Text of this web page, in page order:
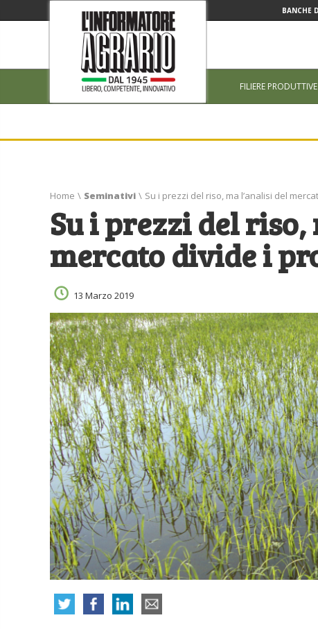
BANCHE
FILIERE PRODUTTIVE
Home \ Seminativi \ Su i prezzi del riso, ma l’analisi del
Su i prezzi del
mercato divide i
13 Marzo 2019